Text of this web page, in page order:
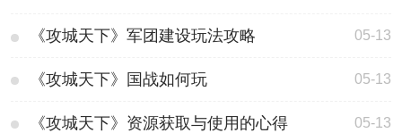
《攻城天下》军团建设玩法攻略 05-13
《攻城天下》国战如何玩 05-13
《攻城天下》资源获取与使用的心得 05-13